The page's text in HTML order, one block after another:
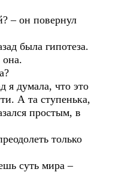
– он повернул
была гипотеза.
она.
я думала, что это
А та ступенька,
простым, в
только
суть мира –